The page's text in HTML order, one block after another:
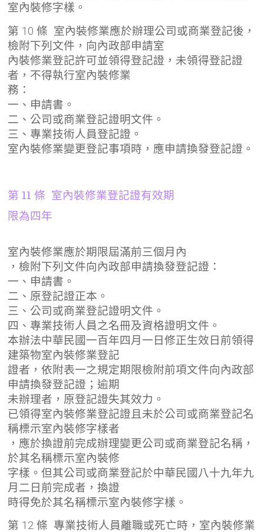
室內裝修字樣。
第 10 條 室內裝修業應於辦理公司或商業登記後，
檢附下列文件，向內政部申請室
內裝修業登記許可並領得登記證，未領得登記證
者，不得執行室內裝修業
務：
一、申請書。
二、公司或商業登記證明文件。
三、專業技術人員登記證。
室內裝修業變更登記事項時，應申請換發登記證。
第 11 條 室內裝修業登記證有效期
限為四年
室內裝修業應於期限屆滿前三個月內
，檢附下列文件向內政部申請換發登記證：
一、申請書。
二、原登記證正本。
三、公司或商業登記證明文件。
四、專業技術人員之名冊及資格證明文件。
本辦法中華民國一百年四月一日修正生效日前領得
建築物室內裝修業登記
證者，依附表一之規定期限檢附前項文件向內政部
申請換發登記證；逾期
未辦理者，原登記證失其效力。
已領得室內裝修業登記證且未於公司或商業登記名
稱標示室內裝修字樣者
，應於換證前完成辦理變更公司或商業登記名稱，
於其名稱標示室內裝修
字樣。但其公司或商業登記於中華民國八十九年九
月二日前完成者，換證
時得免於其名稱標示室內裝修字樣。
第 12 條 專業技術人員離職或死亡時，室內裝修業